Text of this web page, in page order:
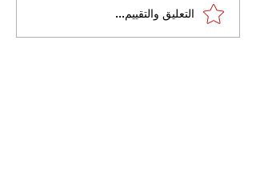
البويرة، بجاية و سكيكدة:
توقيف عدة أشخاص مشتبه
بهم في إضرام النيران
التعليق والتقييم...